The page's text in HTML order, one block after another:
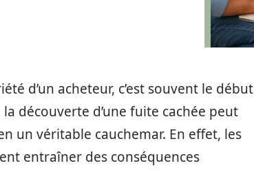
d’un acheteur, c’est souvent le début
découverte d’une fuite cachée peut
un véritable cauchemar. En effet, les
entraîner des conséquences